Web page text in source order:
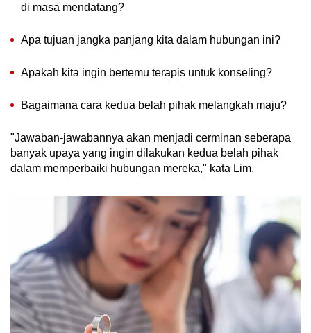
di masa mendatang?
Apa tujuan jangka panjang kita dalam hubungan ini?
Apakah kita ingin bertemu terapis untuk konseling?
Bagaimana cara kedua belah pihak melangkah maju?
"Jawaban-jawabannya akan menjadi cerminan seberapa
banyak upaya yang ingin dilakukan kedua belah pihak
dalam memperbaiki hubungan mereka," kata Lim.